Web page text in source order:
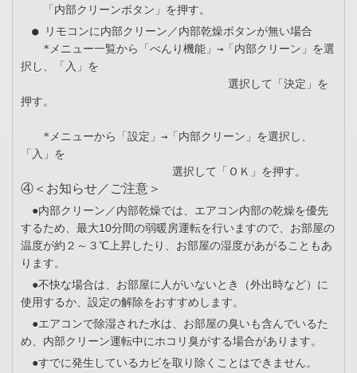
「内部クリーンボタン」を押す。
● リモコンに内部クリーン／内部乾燥ボタンが無い場合
*メニュー一覧から「べんり機能」→「内部クリーン」を選
択し、「入」を
選択して「決定」を
押す。
*メニューから「設定」→「内部クリーン」を選択し、
「入」を
④＜お知らせ／ご注意＞
●内部クリーン／内部乾燥では、エアコン内部の乾燥を優先
するため、最大10分間の弱暖房運転を行いますので、お部屋の
温度が約２～３℃上昇したり、お部屋の湿度があがることもあ
ります。
●不快な場合は、お部屋に人がいないとき（外出時など）に
使用するか、設定の解除をおすすめします。
●エアコンで除湿された水は、お部屋の臭いも含んでいるた
め、内部クリーン運転中にホコリ臭がする場合があります。
●すでに発生しているカビを取り除くことはできません。